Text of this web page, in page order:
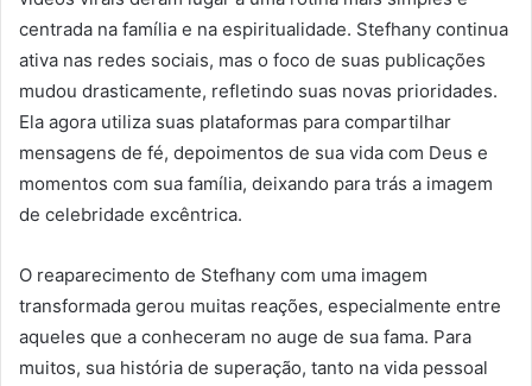
centrada na família e na espiritualidade. Stefhany continua
ativa nas redes sociais, mas o foco de suas publicações
mudou drasticamente, refletindo suas novas prioridades.
Ela agora utiliza suas plataformas para compartilhar
mensagens de fé, depoimentos de sua vida com Deus e
momentos com sua família, deixando para trás a imagem
de celebridade excêntrica.
O reaparecimento de Stefhany com uma imagem
transformada gerou muitas reações, especialmente entre
aqueles que a conheceram no auge de sua fama. Para
muitos, sua história de superação, tanto na vida pessoal